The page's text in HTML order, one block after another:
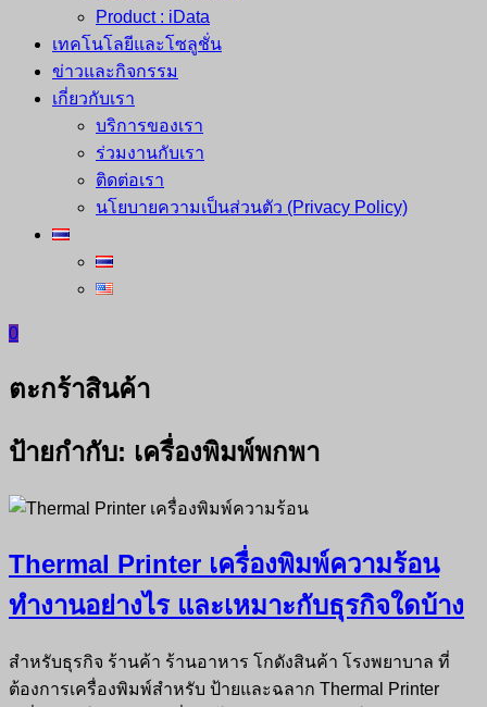
Product : iData
เทคโนโลยีและโซลูชั่น
ข่าวและกิจกรรม
เกี่ยวกับเรา
บริการของเรา
ร่วมงานกับเรา
ติดต่อเรา
นโยบายความเป็นส่วนตัว (Privacy Policy)
0
ตะกร้าสินค้า
ป้ายกำกับ: เครื่องพิมพ์พกพา
Thermal Printer เครื่องพิมพ์ความร้อน
ทำงานอย่างไร และเหมาะกับธุรกิจใดบ้าง
สำหรับธุรกิจ ร้านค้า ร้านอาหาร โกดังสินค้า โรงพยาบาล ที่
ต้องการเครื่องพิมพ์สำหรับ ป้ายและฉลาก Thermal Printer